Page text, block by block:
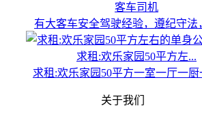
客车司机
有大客车安全驾驶经验，遵纪守法
求租:欢乐家园50平方左...
求租:欢乐家园50平方一室一厅一厨
关于我们